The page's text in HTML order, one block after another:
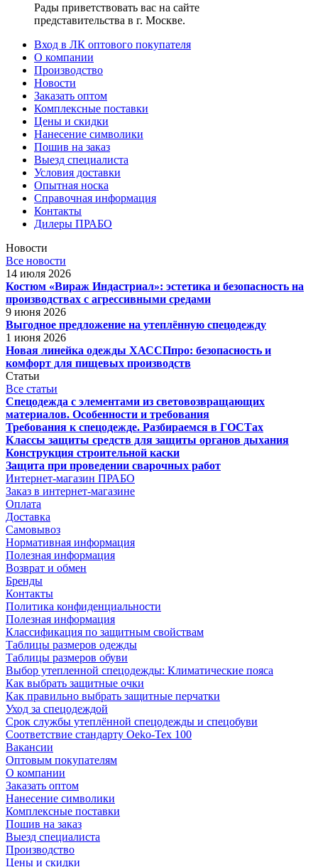
Рады приветствовать вас на сайте
представительства в г. Москве.
Вход в ЛК оптового покупателя
О компании
Производство
Новости
Заказать оптом
Комплексные поставки
Цены и скидки
Нанесение символики
Пошив на заказ
Выезд специалиста
Условия доставки
Опытная носка
Справочная информация
Контакты
Дилеры ПРАБО
Новости
Все новости
14 июля 2026
Костюм «Вираж Индастриал»: эстетика и безопасность на
производствах с агрессивными средами
9 июня 2026
Выгодное предложение на утеплённую спецодежду
1 июня 2026
Новая линейка одежды ХАССПпро: безопасность и
комфорт для пищевых производств
Статьи
Все статьи
Спецодежда с элементами из световозвращающих
материалов. Особенности и требования
Требования к спецодежде. Разбираемся в ГОСТах
Классы защиты средств для защиты органов дыхания
Конструкция строительной каски
Защита при проведении сварочных работ
Интернет-магазин ПРАБО
Заказ в интернет-магазине
Оплата
Доставка
Самовывоз
Нормативная информация
Полезная информация
Возврат и обмен
Бренды
Контакты
Политика конфиденциальности
Полезная информация
Классификация по защитным свойствам
Таблицы размеров одежды
Таблицы размеров обуви
Выбор утепленной спецодежды: Климатические пояса
Как выбрать защитные очки
Как правильно выбрать защитные перчатки
Уход за спецодеждой
Срок службы утеплённой спецодежды и спецобуви
Соответствие стандарту Oeko-Tex 100
Вакансии
Оптовым покупателям
О компании
Заказать оптом
Нанесение символики
Комплексные поставки
Пошив на заказ
Выезд специалиста
Производство
Цены и скидки